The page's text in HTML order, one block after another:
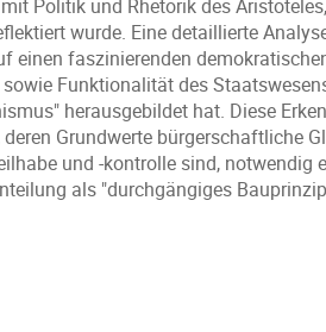
Politik und Rhetorik des
wurde. Eine detaillierte
einen faszinierenden
Funktionalität des
herausgebildet hat. Diese
Grundwerte bürgerschaftliche
und -kontrolle sind, notwendig
als "durchgängiges